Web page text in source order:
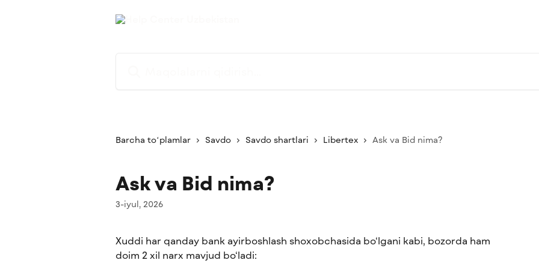
Barcha toʻplamlar Savdo Savdo shartlari Libertex Ask va Bid nima?
Ask va Bid nima?
3-iyul, 2026
Xuddi har qanday bank ayirboshlash shoxobchasida bo‘lgani kabi, bozorda ham
doim 2 xil narx mavjud bo‘ladi: